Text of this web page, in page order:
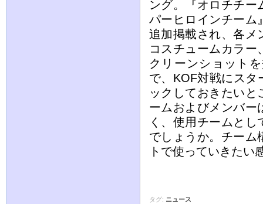
ング。『オロチチー
パーヒロインチーム
追加掲載され、各メ
コスチュームカラ
クリーンショット
で、KOF対戦にスタ
ックしておきたい
ームおよびメンバー
く、使用チームと
でしょうか。チーム
トで使っていきたい
タグ: ニュース